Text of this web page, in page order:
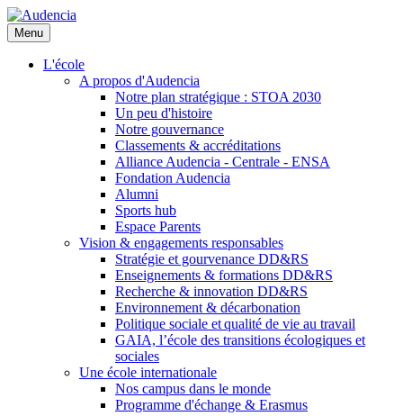
Aller
au
contenu
principal
Menu
L'école
A propos d'Audencia
Notre plan stratégique : STOA 2030
Un peu d'histoire
Notre gouvernance
Classements & accréditations
Alliance Audencia - Centrale - ENSA
Fondation Audencia
Alumni
Sports hub
Espace Parents
Vision & engagements responsables
Stratégie et gourvenance DD&RS
Enseignements & formations DD&RS
Recherche & innovation DD&RS
Environnement & décarbonation
Politique sociale et qualité de vie au travail
GAIA, l’école des transitions écologiques et
sociales
Une école internationale
Nos campus dans le monde
Programme d'échange & Erasmus